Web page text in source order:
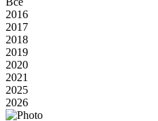
2016
2017
2018
2019
2020
2021
2025
2026